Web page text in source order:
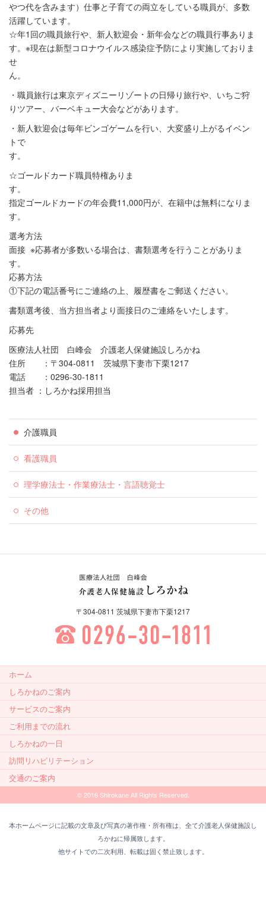
やつ代を含みます）仕事と子育ての両立をしている職員が、多数
活躍しています。
☆年1回の職員旅行や、新人歓迎会・新年会などの職員行事ありま
す。※現在は新型コロナウイルス感染症予防により実施しておりま
せ
ん
・職員旅行は東京ディズニーリゾートの日帰り旅行や、いちご狩
りツアー、バーベキュー大会などがあります。
・新人歓迎会は毎年ビンゴゲームを行い、大変盛り上がるイベン
トで
す
☆ゴールドカード職員特権ありま
す
指定ゴールドカードの年会費11,000円が、在籍中は無料になりま
す。
選考方法
面接 ※応募者が多数いる場合は、書類選考を行うことがありま
す。
応募方法
①下記の電話番号にご連絡の上、履歴書をご郵送ください。
書類選考後、当方担当者より面接日のご連絡をいたします。
応募先
医療法人社団 白峰会 介護老人保健施設しろかね
住所 ：〒304-0811 茨城県下妻市下栗1217
電話 ：0296-30-1811
担当者 ：しろかね採用担当
介護職員
看護職員
理学療法士・作業療法士・言語聴覚士
その他
人保健施設しろかね
〒304-0811 茨城県下妻市下栗1217
ホーム
しろかねのご案内
サービスのご案内
ご利用までの流れ
しろかねの一日
訪問リハビリテーション
交通のご案内
© 2016 Shirokane All Rights Reserved.
本ホームページに記載の文章及び写真の著作権・所有権は、全て介護老人保健施設し
ろかねに帰属致します。
他サイトでの二次利用、転載は固く禁止致します。